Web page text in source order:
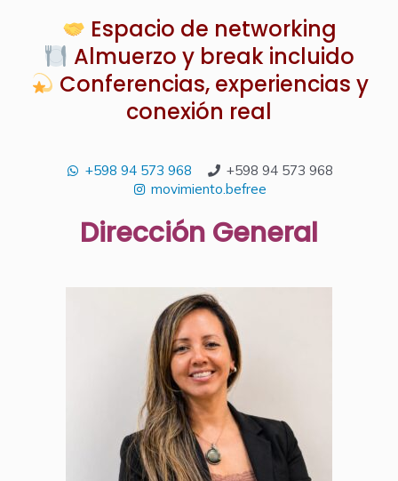
Espacio de networking
Almuerzo y break incluido
Conferencias, experiencias y
conexión real
+598 94 573 968
+598 94 573 968
movimiento.befree
Dirección General